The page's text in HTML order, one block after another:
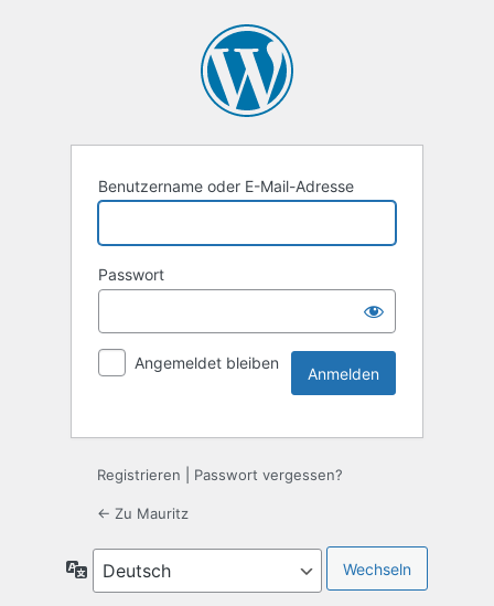
Benutzername oder E-Mail-Adresse
Passwort
Angemeldet bleiben
Registrieren Passwort vergessen?
← Zu Mauritz
Sprache